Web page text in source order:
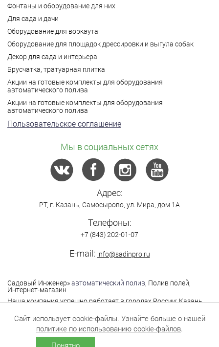
Фонтаны и оборудование для них
Для сада и дачи
Оборудование для воркаута
Оборудование для площадок дрессировки и выгула собак
Декор для сада и интерьера
Брусчатка, тратуарная плитка
Акции на готовые комплекты для оборудования
автоматического полива
Акции на готовые комплекты для оборудования
автоматического полива
Пользовательское соглашение
Мы в социальных сетях
Адрес:
РТ, г. Казань Самосырово ул. Мира, дом 1А
Телефоны:
+7 (843) 202-01-07
E-mail: info@sadinpro.ru
Садовый Инженер»автоматический полив , Полив полей,
Интернет-магазин
Наша компания успешно работает в городах России: Казань,
Владимир,Ярославль, Самара, Саратов, Уфа, Чебоксары,
Йошкар-Ола, Екатеринбург, Оренбург, Пермь,Саратов,
Тольятти, Тюмень и другие города.
Сайт использует cookie-файлы. Узнайте больше о нашей
политике по использованию cookie-файлов.
Понятно